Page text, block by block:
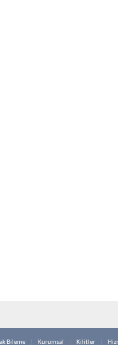
Bileme Kurumsal Kilitler